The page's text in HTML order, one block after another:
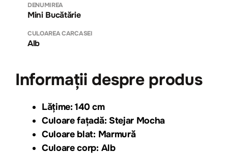
DENUMIREA
Mini Bucătărie
CULOAREA CARCASEI
Alb
Informații despre produs
Lățime: 140 cm
Culoare fațadă: Stejar Mocha
Culoare blat: Marmură
Culoare corp: Alb